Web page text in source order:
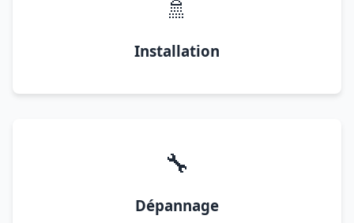
🚿
Installation
🔧
Dépannage